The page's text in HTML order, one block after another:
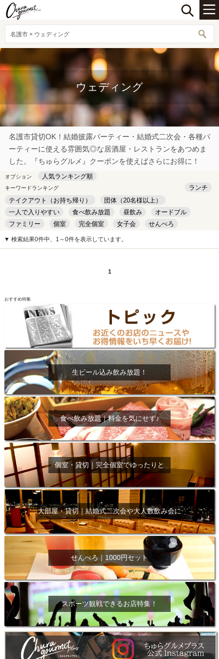
名護市 × ウェディング
ウェディング
名護市貸切OK！結婚披露パーティー・結婚式二次会・各種パ
ーティーに使える雰囲気◎な居酒屋・レストランをあつめま
した。『ちゅらグルメ』クーポンを使えばさらにお得に！
オプション 人気ランキング順
キーワードランキング
ランチ
テイクアウト（お持ち帰り）
団体（20名様以上）
一人で入りやすい
食べ飲み放題 昼飲み
オードブル
ファミリー
個室 完全個室 女子会
せんべろ
キッズルーム
安い デート
▼ 検索結果0件中、1～0件を表示しています。
1
おすすめ特集
生ビール込み飲み放題！
食べ飲み放題｜料金を気にせず♪
個室・貸切｜完全個室でゆったりと
大部屋・貸切｜結婚式二次会や大人数飲み会に
せんべろ｜1000円セット
スポーツ観戦できるお店特集！